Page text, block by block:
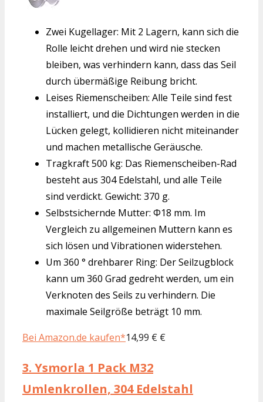
Zwei Kugellager: Mit 2 Lagern, kann sich die
Rolle leicht drehen und wird nie stecken
bleiben, was verhindern kann, dass das Seil
durch übermäßige Reibung bricht.
Leises Riemenscheiben: Alle Teile sind fest
installiert, und die Dichtungen werden in die
Lücken gelegt, kollidieren nicht miteinander
und machen metallische Geräusche.
Tragkraft 500 kg: Das Riemenscheiben-Rad
besteht aus 304 Edelstahl, und alle Teile
sind verdickt. Gewicht: 370 g.
Selbstsichernde Mutter: Φ18 mm. Im
Vergleich zu allgemeinen Muttern kann es
sich lösen und Vibrationen widerstehen.
Um 360 ° drehbarer Ring: Der Seilzugblock
kann um 360 Grad gedreht werden, um ein
Verknoten des Seils zu verhindern. Die
maximale Seilgröße beträgt 10 mm.
Bei Amazon.de kaufen*14,99 € €
3. Ysmorla 1 Pack M32
Umlenkrollen, 304 Edelstahl